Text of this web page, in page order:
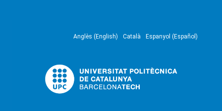
Anglès (English) Català Espanyol (Español)